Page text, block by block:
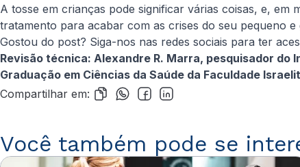
A tosse em crianças pode significar várias coisas, e,
tratamento para acabar com as crises do seu pequeno
Gostou do post? Siga-nos nas redes sociais para ter
Revisão técnica: Alexandre R. Marra, pesquisador do
Graduação em Ciências da Saúde da Faculdade
Compartilhar em:
Você também pode se